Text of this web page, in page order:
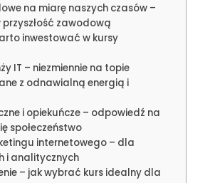
na miarę naszych czasów –
zawodową
inwestować w kursy
IT – niezmiennie na topie
z odnawialną energią i
i opiekuńcze – odpowiedź na
społeczeństwo
internetowego – dla
i analitycznych
– jak wybrać kurs idealny dla